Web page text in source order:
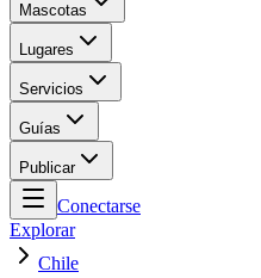
Mascotas
Lugares
Servicios
Guías
Publicar
Conectarse
Explorar
Chile